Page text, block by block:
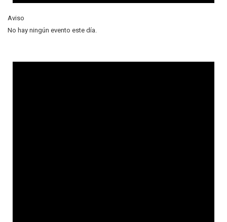
Aviso
No hay ningún evento este día.